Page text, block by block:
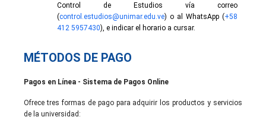
Control de Estudios vía correo
(control.estudios@unimar.edu.ve) o al WhatsApp (+58
412 5957430), e indicar el horario a cursar.
MÉTODOS DE PAGO
Pagos en Línea - Sistema de Pagos Online
Ofrece tres formas de pago para adquirir los productos y servicios
de la universidad: